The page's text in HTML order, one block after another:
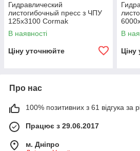
Гидравлический
листогибочный пресс з ЧПУ
125x3100 Cormak
В наявності
Ціну уточнюйте
В
Ціну
Про нас
100% позитивних з 61 відгука за
Працює з 29.06.2017
м. Дніпро